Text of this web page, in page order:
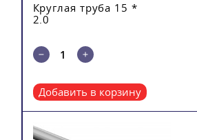
Круглая труба 15 *
2.0
Добавить в корзину